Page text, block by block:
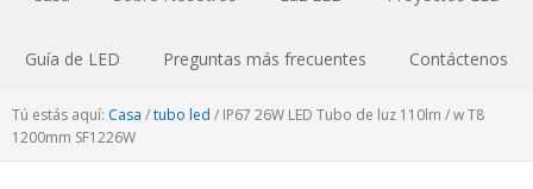
Guía de LED Preguntas más frecuentes Contáctenos
Tú estás aquí: Casa /tubo led / IP67 26W LED Tubo de luz 110lm / w T8
1200mm SF1226W